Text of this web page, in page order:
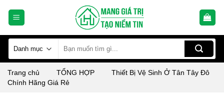
kiếm:
Trang chủ TỔNG HỢP
Thiết Bị Vệ Sinh Ở Tân Tây Đô
Chính Hãng Giá Rẻ